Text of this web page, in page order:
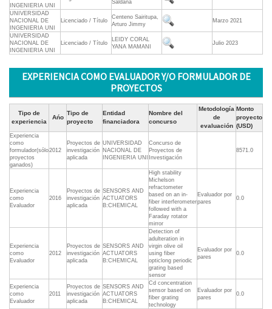
INGENIERIA UNI
Saldaña
UNIVERSIDAD
NACIONAL DE
INGENIERIA UNI
Licenciado / Título
Centeno Sairitupa,
Arturo Jimmy
Marzo 2021
UNIVERSIDAD
NACIONAL DE
INGENIERIA UNI
Licenciado / Título
LEIDY CORAL
YANA MAMANI
Julio 2023
EXPERIENCIA COMO EVALUADOR Y/O FORMULADOR DE
PROYECTOS
Tipo de
experiencia
Ańo
Tipo de
proyecto
Entidad
financiadora
Nombre del
concurso
Metodología
de
evaluación
Monto
proyecto
(USD)
Experiencia
como
formulador(sólo
proyectos
ganados)
2012
Proyectos de
investigación
aplicada
UNIVERSIDAD
NACIONAL DE
INGENIERIA UNI
Concurso de
Proyectos de
Investigación
8571.0
Experiencia
como
Evaluador
2016
Proyectos de
investigación
aplicada
SENSORS AND
ACTUATORS
B:CHEMICAL
High stability
Michelson
refractometer
based on an in-
fiber interferometer
followed with a
Faraday rotator
mirror
Evaluador por
pares
0.0
Experiencia
como
Evaluador
2012
Proyectos de
investigación
aplicada
SENSORS AND
ACTUATORS
B:CHEMICAL
Detection of
adulteration in
virgin olive oil
using fiber
opticlong periodic
grating based
sensor
Evaluador por
pares
0.0
Experiencia
como
Evaluador
2011
Proyectos de
investigación
aplicada
SENSORS AND
ACTUATORS
B:CHEMICAL
Cd concentration
sensor based on
fiber grating
technology
Evaluador por
pares
0.0